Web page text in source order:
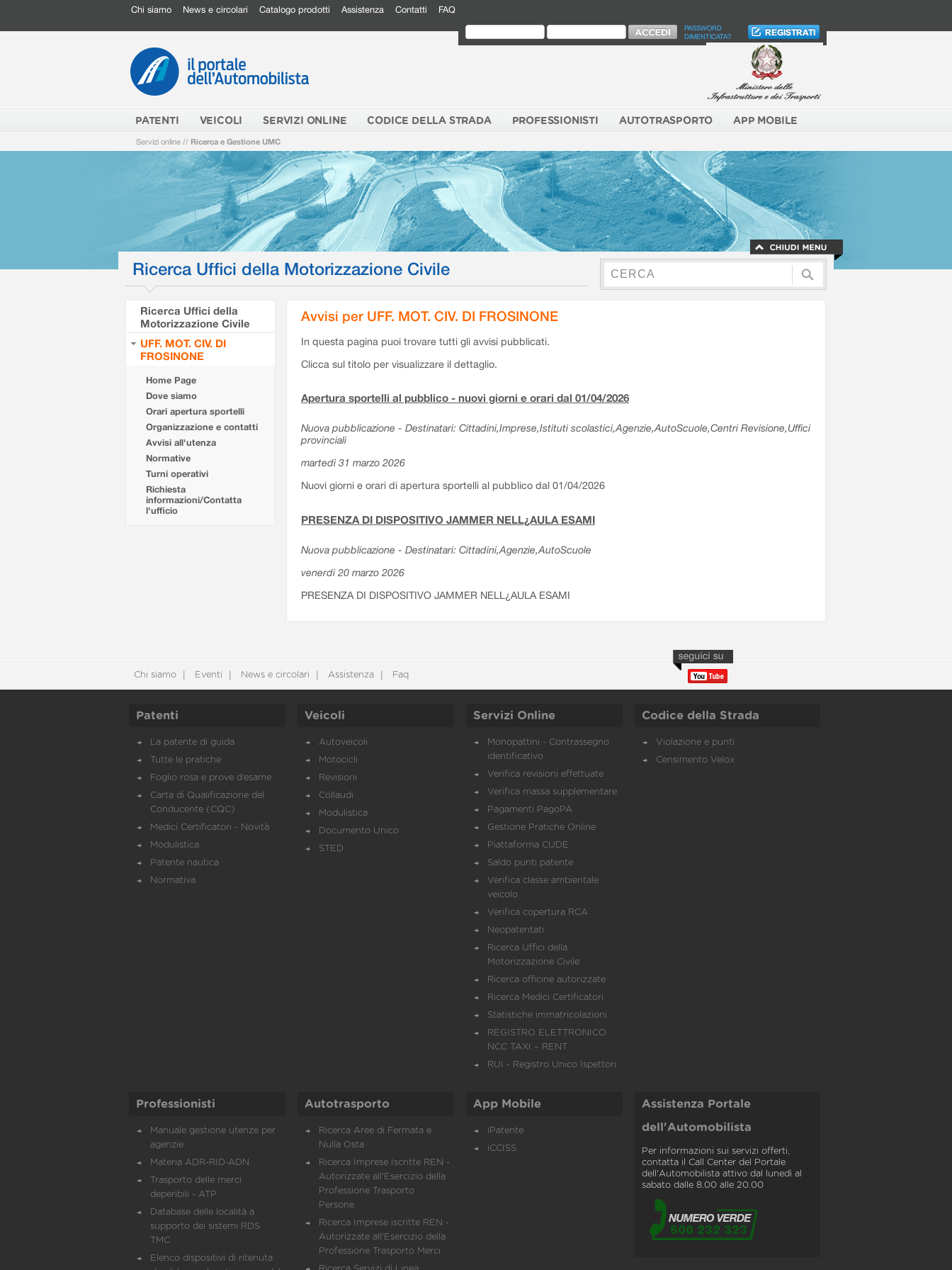
Chi siamo News e circolari Catalogo prodotti Assistenza Contatti FAQ
PASSWORD
DIMENTICATA?
PATENTI VEICOLI SERVIZI ONLINE CODICE DELLA STRADA PROFESSIONISTI AUTOTRASPORTO APP MOBILE
Servizi online // Ricerca e Gestione UMC
Ricerca Uffici della Motorizzazione Civile
Ricerca Uffici della
Motorizzazione Civile
UFF. MOT. CIV. DI
FROSINONE
Home Page
Dove siamo
Orari apertura sportelli
Organizzazione e contatti
Avvisi all'utenza
Normative
Turni operativi
Richiesta
informazioni/Contatta
l'ufficio
Avvisi per UFF. MOT. CIV. DI FROSINONE
In questa pagina puoi trovare tutti gli avvisi pubblicati.
Clicca sul titolo per visualizzare il dettaglio.
Apertura sportelli al pubblico - nuovi giorni e orari dal 01/04/2026
Nuova pubblicazione - Destinatari: Cittadini,Imprese,Istituti scolastici,Agenzie,AutoScuole,Centri Revisione,Uffici
provinciali
martedì 31 marzo 2026
Nuovi giorni e orari di apertura sportelli al pubblico dal 01/04/2026
PRESENZA DI DISPOSITIVO JAMMER NELL¿AULA ESAMI
Nuova pubblicazione - Destinatari: Cittadini,Agenzie,AutoScuole
venerdì 20 marzo 2026
PRESENZA DI DISPOSITIVO JAMMER NELL¿AULA ESAMI
Chi siamo Eventi News e circolari Assistenza Faq
Patenti
La patente di guida
Tutte le pratiche
Foglio rosa e prove d’esame
Carta di Qualificazione del
Conducente (CQC)
Medici Certificatori - Novità
Modulistica
Patente nautica
Normativa
Veicoli
Autoveicoli
Motocicli
Revisioni
Collaudi
Modulistica
Documento Unico
STED
Servizi Online
Monopattini - Contrassegno
identificativo
Verifica revisioni effettuate
Verifica massa supplementare
Pagamenti PagoPA
Gestione Pratiche Online
Piattaforma CUDE
Saldo punti patente
Verifica classe ambientale
veicolo
Verifica copertura RCA
Neopatentati
Ricerca Uffici della
Motorizzazione Civile
Ricerca officine autorizzate
Ricerca Medici Certificatori
Statistiche immatricolazioni
REGISTRO ELETTRONICO
NCC TAXI – RENT
RUI - Registro Unico Ispettori
Codice della Strada
Violazione e punti
Censimento Velox
Professionisti
Manuale gestione utenze per
agenzie
Materia ADR-RID-ADN
Trasporto delle merci
deperibili - ATP
Database delle località a
supporto dei sistemi RDS
TMC
Elenco dispositivi di ritenuta
Autotrasporto
Ricerca Aree di Fermata e
Nulla Osta
Ricerca Imprese Iscritte REN -
Autorizzate all'Esercizio della
Professione Trasporto
Persone
Ricerca Imprese iscritte REN -
Autorizzate all'Esercizio della
Professione Trasporto Merci
App Mobile
iPatente
iCCISS
Assistenza Portale
dell'Automobilista
Per informazioni sui servizi offerti,
contatta il Call Center del Portale
dell'Automobilista attivo dal lunedì al
sabato dalle 8.00 alle 20.00